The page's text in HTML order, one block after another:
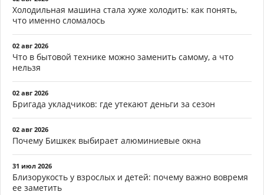
Холодильная машина стала хуже холодить: как понять,
что именно сломалось
02 авг 2026
Что в бытовой технике можно заменить самому, а что
нельзя
02 авг 2026
Бригада укладчиков: где утекают деньги за сезон
02 авг 2026
Почему Бишкек выбирает алюминиевые окна
31 июл 2026
Близорукость у взрослых и детей: почему важно вовремя
ее заметить